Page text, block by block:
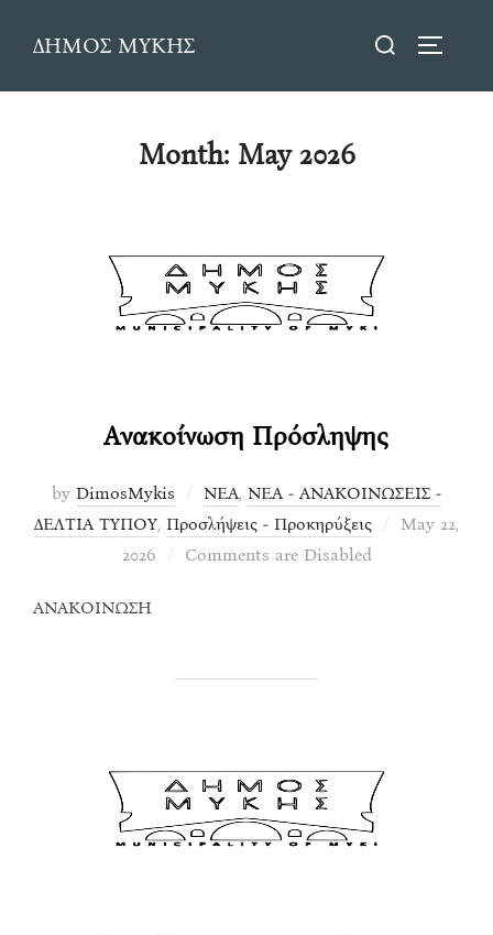
ΔΗΜΟΣ ΜΥΚΗΣ
Search
Month: May 2026
Ανακοίνωση Πρόσληψης
by DimosMykis ΝΕΑ, ΝΕΑ - ΑΝΑΚΟΙΝΩΣΕΙΣ -
ΔΕΛΤΙΑ ΤΥΠΟΥ, Προσλήψεις - Προκηρύξεις
Posted
May 22,
2026
Comments are Disabled
ΑΝΑΚΟΙΝΩΣΗ